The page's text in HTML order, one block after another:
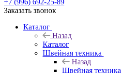
+7 (996) 692-25-89
Заказать звонок
Каталог
Назад
Каталог
Швейная техника
Назад
Швейная техника